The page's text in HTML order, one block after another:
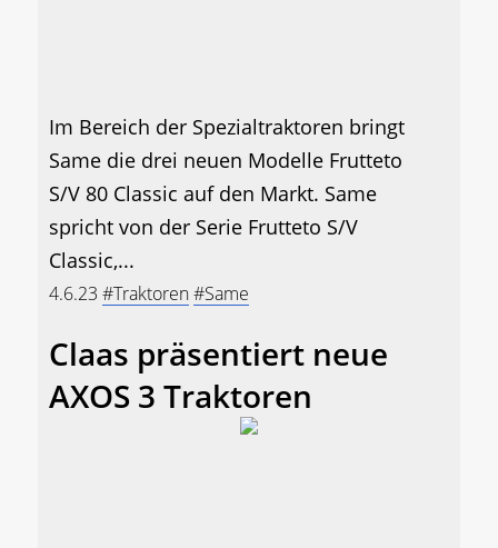
Im Bereich der Spezialtraktoren bringt
Same die drei neuen Modelle Frutteto
S/V 80 Classic auf den Markt. Same
spricht von der Serie Frutteto S/V
Classic,...
4.6.23 #Traktoren#Same
Claas präsentiert neue
AXOS 3 Traktoren